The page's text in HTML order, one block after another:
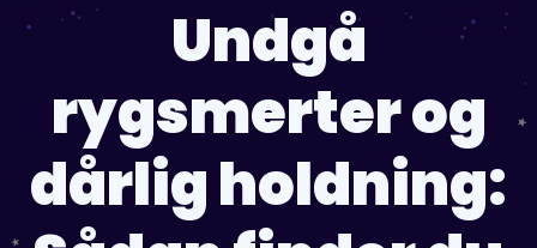
Undgå
rygsmerter og
dårlig holdning: